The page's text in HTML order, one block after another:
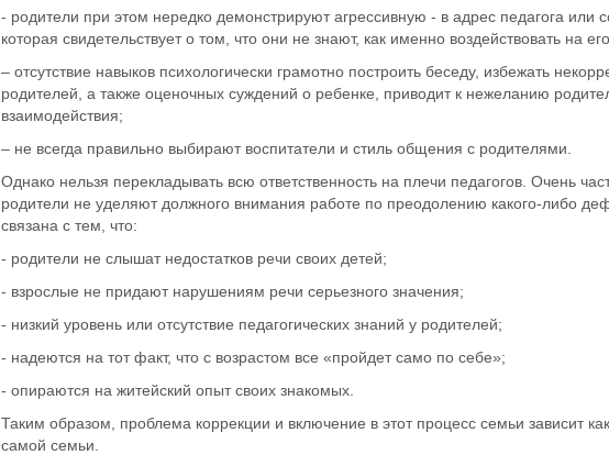
- родители при этом нередко демонстрируют агрессивную - в адрес педагога или
которая свидетельствует о том, что они не знают, как именно воздействовать на
– отсутствие навыков психологически грамотно построить беседу, избежать
родителей, а также оценочных суждений о ребенке, приводит к нежеланию
взаимодействия;
– не всегда правильно выбирают воспитатели и стиль общения с родителями.
Однако нельзя перекладывать всю ответственность на плечи педагогов. Очень
родители не уделяют должного внимания работе по преодолению какого-либо
связана с тем, что:
- родители не слышат недостатков речи своих детей;
- взрослые не придают нарушениям речи серьезного значения;
- низкий уровень или отсутствие педагогических знаний у родителей;
- надеются на тот факт, что с возрастом все «пройдет само по себе»;
- опираются на житейский опыт своих знакомых.
Таким образом, проблема коррекции и включение в этот процесс семьи зависит
самой семьи.